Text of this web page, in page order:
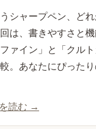
シャープペン、ど
は、書きやすさと
ァイン」と「クル
。あなたにぴった
読む →